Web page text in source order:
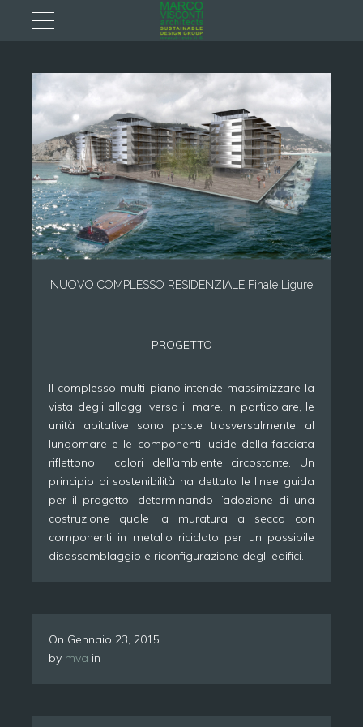
NUOVO COMPLESSO RESIDENZIALE Finale Ligure
PROGETTO
Il complesso multi-piano intende massimizzare la
vista degli alloggi verso il mare. In particolare, le
unità abitative sono poste trasversalmente al
lungomare e le componenti lucide della facciata
riflettono i colori dell’ambiente circostante. Un
principio di sostenibilità ha dettato le linee guida
per il progetto, determinando l’adozione di una
costruzione quale la muratura a secco con
componenti in metallo riciclato per un possibile
disassemblaggio e riconfigurazione degli edifici.
On Gennaio 23, 2015
by mva in